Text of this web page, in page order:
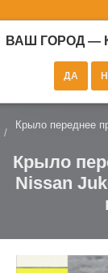
ВАШ ГОРОД —
Крыло переднее
Крыло
Nissan